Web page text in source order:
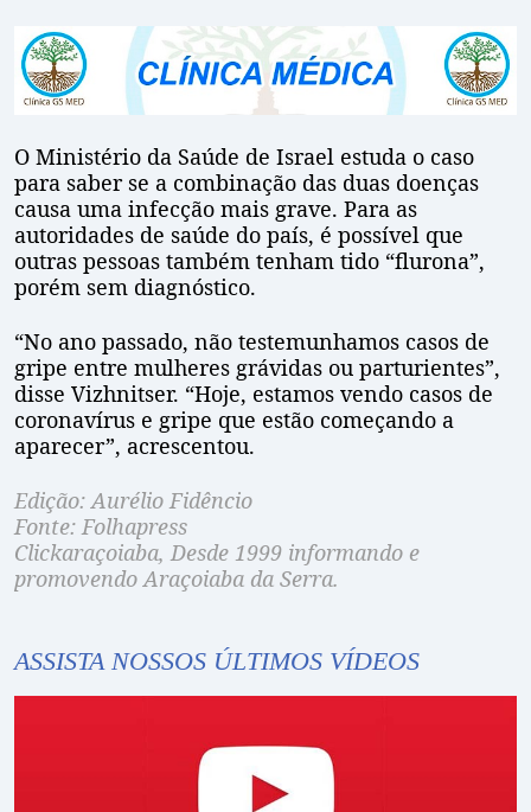
O Ministério da Saúde de Israel estuda o caso
para saber se a combinação das duas doenças
causa uma infecção mais grave. Para as
autoridades de saúde do país, é possível que
outras pessoas também tenham tido “flurona”,
porém sem diagnóstico.
“No ano passado, não testemunhamos casos de
gripe entre mulheres grávidas ou parturientes”,
disse Vizhnitser. “Hoje, estamos vendo casos de
coronavírus e gripe que estão começando a
aparecer”, acrescentou.
Edição: Aurélio Fidêncio
Fonte: Folhapress
Clickaraçoiaba, Desde 1999 informando e
promovendo Araçoiaba da Serra.
ASSISTA NOSSOS ÚLTIMOS VÍDEOS